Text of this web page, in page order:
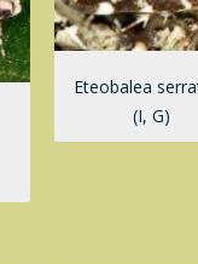
Eteobalea
(I, G)